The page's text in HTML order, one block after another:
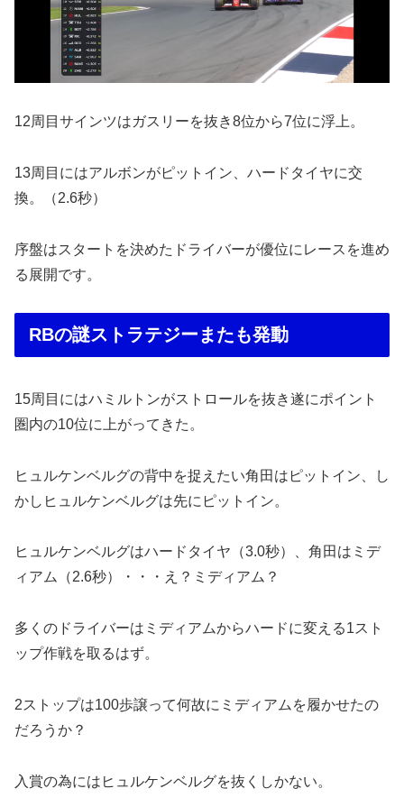
12周目サインツはガスリーを抜き8位から7位に浮上。
13周目にはアルボンがピットイン、ハードタイヤに交
換。（2.6秒）
序盤はスタートを決めたドライバーが優位にレースを進め
る展開です。
RBの謎ストラテジーまたも発動
15周目にはハミルトンがストロールを抜き遂にポイント
圏内の10位に上がってきた。
ヒュルケンベルグの背中を捉えたい角田はピットイン、し
かしヒュルケンベルグは先にピットイン。
ヒュルケンベルグはハードタイヤ（3.0秒）、角田はミデ
ィアム（2.6秒）・・・え？ミディアム？
多くのドライバーはミディアムからハードに変える1スト
ップ作戦を取るはず。
2ストップは100歩譲って何故にミディアムを履かせたの
だろうか？
入賞の為にはヒュルケンベルグを抜くしかない。